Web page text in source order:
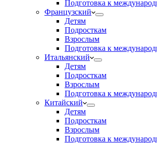
Подготовка к
Французский
Детям
Подросткам
Взрослым
Подготовка к
Итальянский
Детям
Подросткам
Взрослым
Подготовка к
Китайский
Детям
Подросткам
Взрослым
Подготовка к